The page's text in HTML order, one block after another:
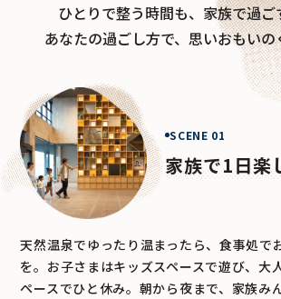
ひとりで整う時間も、家族で過
あなたの過ごし方で、思いおもい
SCENE 01
家族で1日楽
天然温泉でゆったり温まったら、食事処で
を。お子さまはキッズスペースで遊び、大
ペースでひと休み。朝から夜まで、家族み